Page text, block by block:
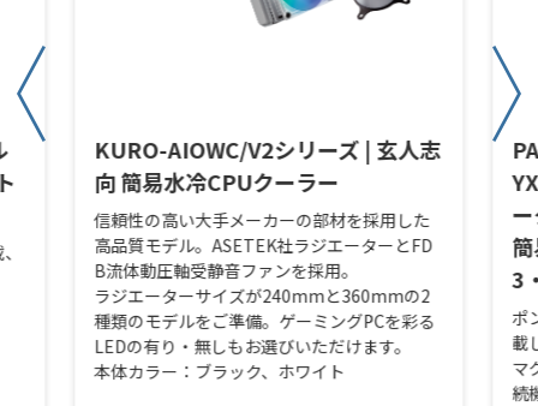
KURO-AIOWC/V2シリーズ | 玄人志
向 簡易水冷CPUクーラー
信頼性の高い大手メーカーの部材を採用した
高品質モデル。ASETEK社ラジエーターとFD
B流体動圧軸受静音ファンを採用。
ラジエーターサイズが240mmと360mmの2
種類のモデルをご準備。ゲーミングPCを彩る
LEDの有り・無しもお選びいただけます。
本体カラー：ブラック、ホワイト
3
ポ
載
マ
続